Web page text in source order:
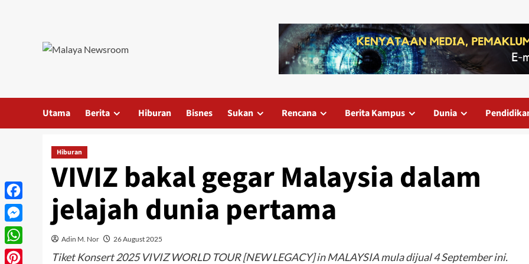
Utama Berita Hiburan Bisnes Sukan Rencana Berita Kampus Dunia
Hiburan
VIVIZ bakal gegar Malaysia dalam
jelajah dunia pertama
Adin M. Nor 26 August 2025
Tiket Konsert 2025 VIVIZ WORLD TOUR [NEW LEGACY] in MALAYSIA mula dijual 4 September ini.
Facebook
Messenger
WhatsApp